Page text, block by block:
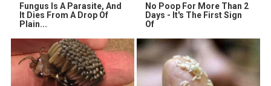
Fungus Is A Parasite, And
It Dies From A Drop Of
Plain...
No Poop For More Than 2
Days - It's The First Sign
Of